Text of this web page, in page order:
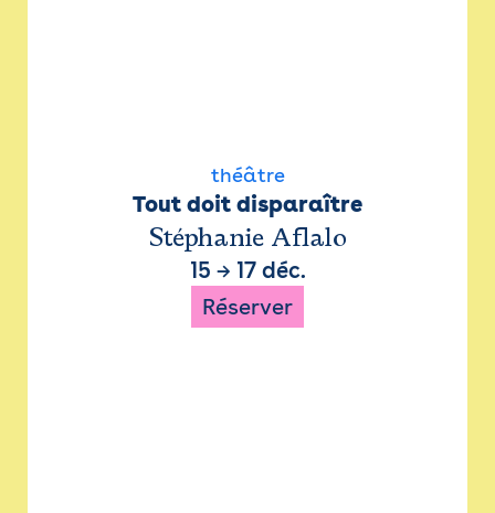
théâtre
Tout doit disparaître
Stéphanie Aflalo
15 → 17 déc.
Réserver